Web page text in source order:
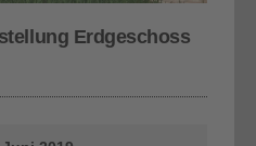
Erdgeschoss